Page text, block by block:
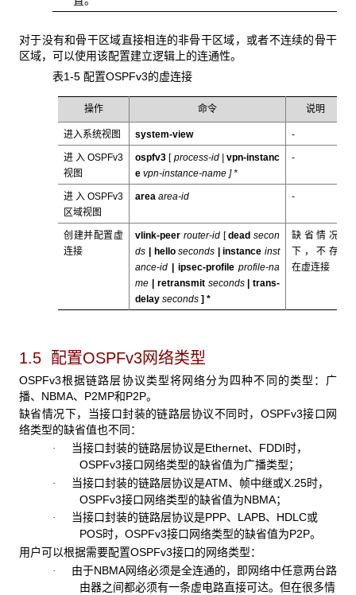
对于没有和骨干区域直接相连的非骨干区域，或者不连续的骨干
区域，可以使用该配置建立逻辑上的连通性。
表1-5 配置OSPFv3的虚连接
操作 命令 说明
进入系统视图 system-view -
进入OSPFv3
视图
ospfv3 [ process-id | vpn-instanc
e vpn-instance-name] *
-
进入OSPFv3
区域视图
area area-id -
创建并配置虚
连接
vlink-peer router-id[dead secon
ds
helloseconds |instance inst
ance-id |ipsec-profile profile-na
me
retransmit seconds| trans-
delay seconds ] *
缺省情况
下，不存
在虚连接
1.5 配置OSPFv3网络类型
OSPFv3根据链路层协议类型将网络分为四种不同的类型：广
播、NBMA、P2MP和P2P。
缺省情况下，当接口封装的链路层协议不同时，OSPFv3接口网
络类型的缺省值也不同：
· 当接口封装的链路层协议是Ethernet、FDDI时，
OSPFv3接口网络类型的缺省值为广播类型；
· 当接口封装的链路层协议是ATM、帧中继或X.25时，
OSPFv3接口网络类型的缺省值为NBMA；
· 当接口封装的链路层协议是PPP、LAPB、HDLC或
POS时，OSPFv3接口网络类型的缺省值为P2P。
用户可以根据需要配置OSPFv3接口的网络类型：
· 由于NBMA网络必须是全连通的，即网络中任意两台路
由器之间都必须有一条虚电路直接可达。但在很多情